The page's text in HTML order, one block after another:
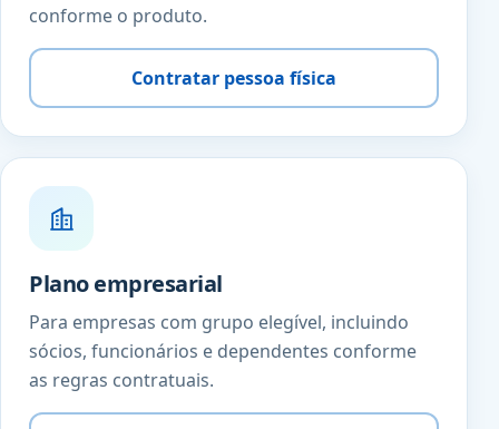
conforme o produto.
Contratar pessoa física
Plano empresarial
Para empresas com grupo elegível, incluindo
sócios, funcionários e dependentes conforme
as regras contratuais.